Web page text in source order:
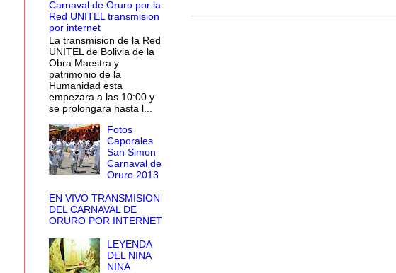
Carnaval de Oruro por la
Red UNITEL transmision
por internet
La transmision de la Red
UNITEL de Bolivia de la
Obra Maestra y
patrimonio de la
Humanidad esta
empezara a las 10:00 y
se prolongara hasta l...
Fotos
Caporales
San Simon
Carnaval de
Oruro 2013
EN VIVO TRANSMISION
DEL CARNAVAL DE
ORURO POR INTERNET
LEYENDA
DEL NINA
NINA